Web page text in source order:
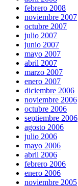
febrero 2008
noviembre 2007
octubre 2007
julio 2007
junio 2007
mayo 2007
abril 2007
marzo 2007
enero 2007
diciembre 2006
noviembre 2006
octubre 2006
septiembre 2006
agosto 2006
julio 2006
mayo 2006
abril 2006
febrero 2006
enero 2006
noviembre 2005